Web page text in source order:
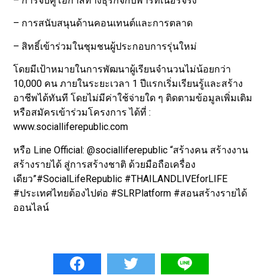
– การสนับสนุนด้านคอนเทนต์และการตลาด
– สิทธิ์เข้าร่วมในชุมชนผู้ประกอบการรุ่นใหม่
โดยมีเป้าหมายในการพัฒนาผู้เรียนจำนวนไม่น้อยกว่า
10,000 คน ภายในระยะเวลา 1 ปีแรกเริ่มเรียนรู้และสร้าง
อาชีพได้ทันที โดยไม่มีค่าใช้จ่ายใด ๆ ติดตามข้อมูลเพิ่มเติม
หรือสมัครเข้าร่วมโครงการ ได้ที่ :
www.socialliferepublic.com
หรือ Line Official: @socialliferepublic “สร้างคน สร้างงาน
สร้างรายได้ สู่การสร้างชาติ ด้วยมือถือเครื่อง
เดียว”#SocialLifeRepublic #THAILANDLIVEforLIFE
#ประเทศไทยต้องไปต่อ #SLRPlatform #สอนสร้างรายได้
ออนไลน์